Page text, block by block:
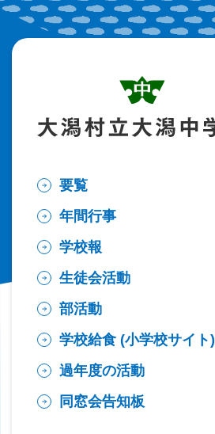
要覧
年間行事
学校報
生徒会活動
部活動
学校給食 (小学校サイト)
過年度の活動
同窓会告知板